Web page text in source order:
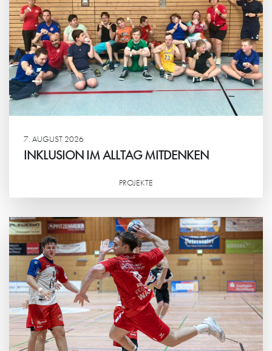
7. AUGUST 2026
INKLUSION IM ALLTAG MITDENKEN
PROJEKTE